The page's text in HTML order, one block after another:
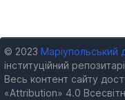
© 2023 Маріупольський
інституційний
Весь контент сайту
«Attribution» 4.0